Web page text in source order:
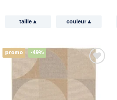
taille▴ couleur▴
promo -49%